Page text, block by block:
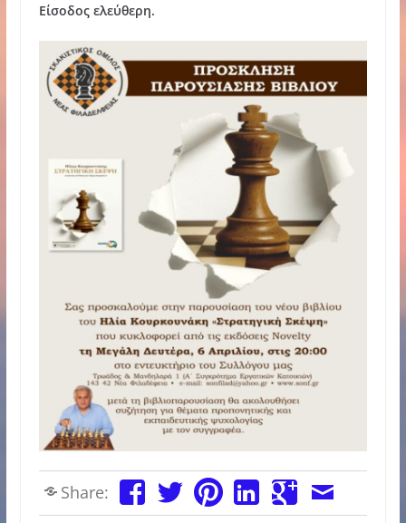
Είσοδος ελεύθερη.
Share: